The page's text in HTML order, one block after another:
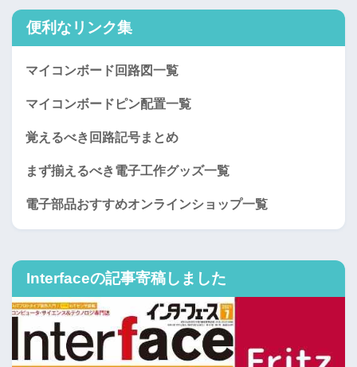
便利なリンク集
マイコンボード回路図一覧
マイコンボードピン配置一覧
覚えるべき回路記号まとめ
まず揃えるべき電子工作グッズ一覧
電子部品おすすめオンラインショップ一覧
Interfaceの記事寄稿しました